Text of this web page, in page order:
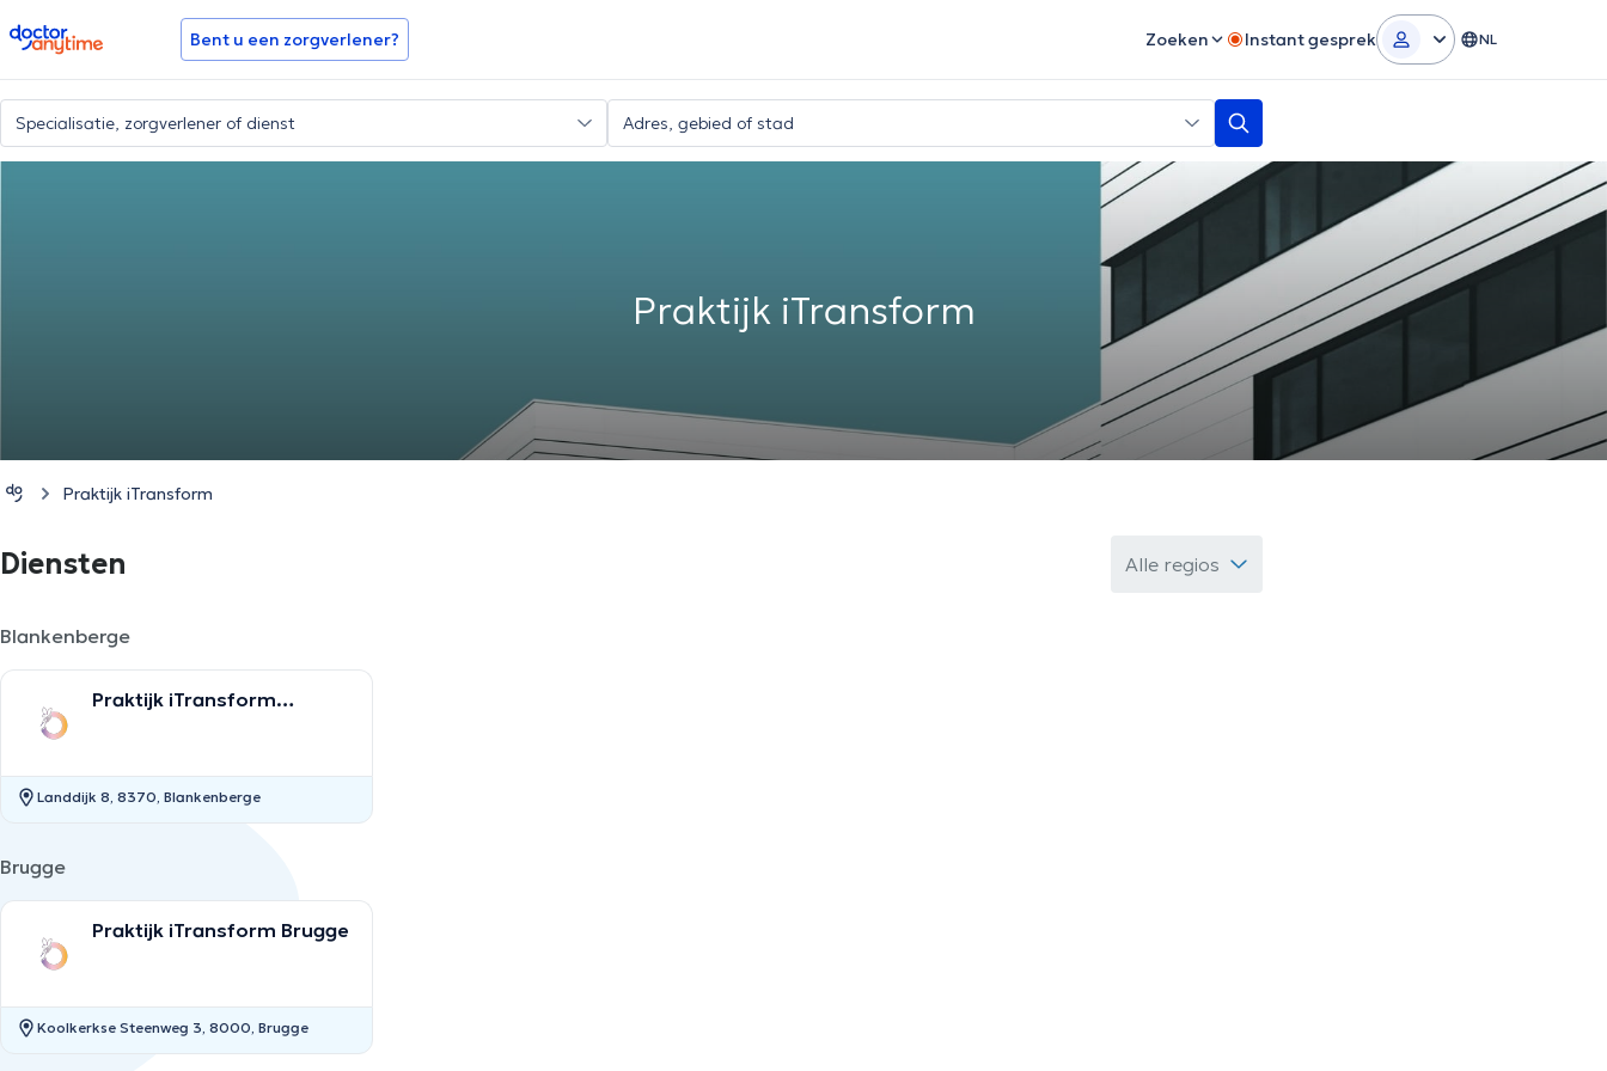
doctoranytime Bent u een zorgverlener? Zoeken Instant gesprek NL
Praktijk iTransform
Praktijk iTransform
Diensten Alle regios
Blankenberge
Praktijk iTransform
Landdijk 8, 8370, Blankenberge
Brugge
Praktijk iTransform Brugge
Koolkerkse Steenweg 3, 8000, Brugge